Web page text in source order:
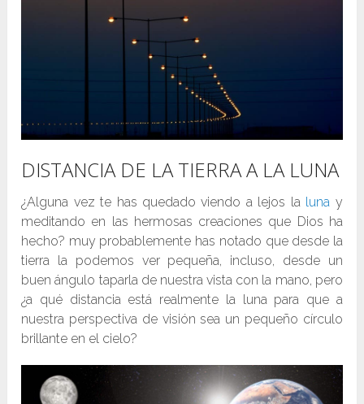
DISTANCIA DE LA TIERRA A LA LUNA
¿Alguna vez te has quedado viendo a lejos la luna y
meditando en las hermosas creaciones que Dios ha
hecho? muy probablemente has notado que desde la
tierra la podemos ver pequeña, incluso, desde un
buen ángulo taparla de nuestra vista con la mano, pero
¿a qué distancia está realmente la luna para que a
nuestra perspectiva de visión sea un pequeño círculo
brillante en el cielo?